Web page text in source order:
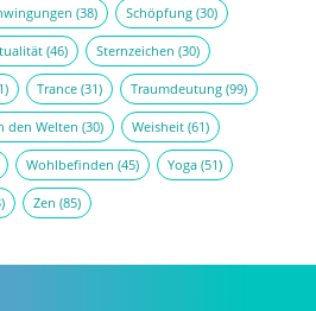
(38) Schöpfung(30)
(46) Sternzeichen (30)
Trance(31) Traumdeutung(99)
den Welten (30) Weisheit(61)
Wohlbefinden (45) Yoga(51)
Zen (85)